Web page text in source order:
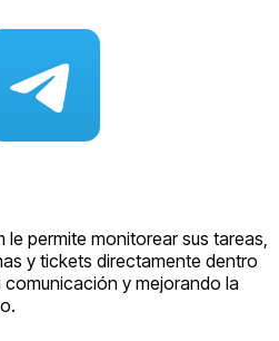
le permite monitorear sus tareas,
y tickets directamente dentro
y mejorando la